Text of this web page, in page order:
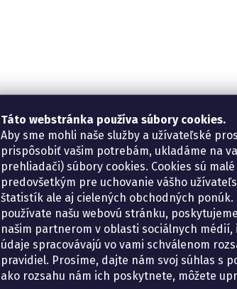
Táto webstránka používa súbory cookies.
Aby sme mohli naše služby a užívateľské
prispôsobiť vašim potrebám, ukladáme na
prehliadači) súbory cookies. Cookies sú
predovšetkým pre uchovanie vášho
štatistík ale aj cielených obchodných
používate našu webovú stránku,
našim partnerom v oblasti sociálnych médií,
údaje spracovávajú vo vami schválenom
pravidiel. Prosíme, dajte nám svoj súhlas s
ako rozsahu nám ich poskytnete, môžete